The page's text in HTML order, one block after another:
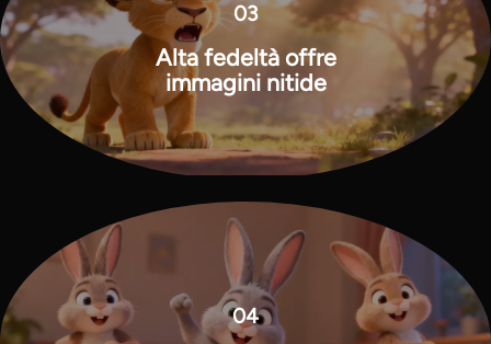
03
Alta fedeltà offre
immagini nitide
04